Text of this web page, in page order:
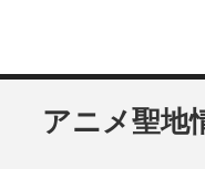
アニメ聖地